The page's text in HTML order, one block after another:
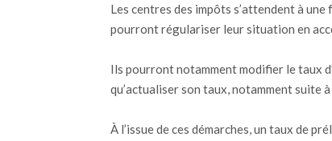
Les centres des impôts s’attendent à
pourront régulariser leur situation en
Ils pourront notamment modifier le taux
qu’actualiser son taux, notamment suite
À l’issue de ces démarches, un taux de